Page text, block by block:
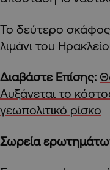
Το δεύτερο
λιμάνι του
Διαβάστε Επίσης:
Αυξάνεται το
γεωπολιτικό ρίσκο
Σωρεία